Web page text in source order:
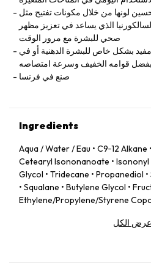
لونها من خلال مكونات تفتيح مثل
الذي يساعد في تعزيز مظهر
صحي للبشرة مع مرور الوقت
بشكل خاص للبشرة الدهنية أو في
بفضل قوامه الخفيف وسرعة امتصاصه
صنع في فرنسا
Ingredients
Aqua / Water / Eau • C9‑12 Alkane
Cetearyl Isononanoate •
Glycol • Tridecane • Propanediol
• Squalane • Butylene Glycol •
Ethylene/Propylene/Styrene
Sativa (Oat) Kernel Extract •
الكل